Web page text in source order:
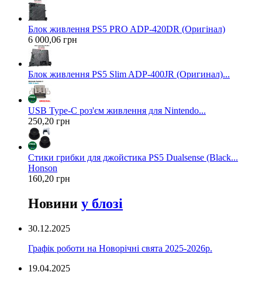
Блок живлення PS5 PRO ADP-420DR (Оригінал)
6 000,06 грн
Блок живлення PS5 Slim ADP-400JR (Оригинал)...
USB Type-C роз'єм живлення для Nintendo...
250,20 грн
Стики грибки для джойстика PS5 Dualsense (Black...
Honson
160,20 грн
Новини у блозі
30.12.2025
Графік роботи на Новорічні свята 2025-2026р.
19.04.2025